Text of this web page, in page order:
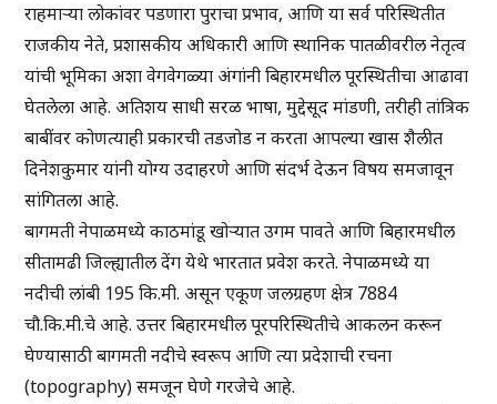
राहमाऱ्या लोकांवर पडणारा पुराचा प्रभाव, आणि या सर्व परिस्थितीत
राजकीय नेते, प्रशासकीय अधिकारी आणि स्थानिक पातळीवरील नेतृत्व
यांची भूमिका अशा वेगवेगळ्या अंगांनी बिहारमधील पूरस्थितीचा आढावा
घेतलेला आहे. अतिशय साधी सरळ भाषा, मुद्देसूद मांडणी, तरीही तांत्रिक
बाबींवर कोणत्याही प्रकारची तडजोड न करता आपल्या खास शैलीत
दिनेशकुमार यांनी योग्य उदाहरणे आणि संदर्भ देऊन विषय समजावून
सांगितला आहे.
बागमती नेपाळमध्ये काठमांडू खोऱ्यात उगम पावते आणि बिहारमधील
सीतामढी जिल्ह्यातील देंग येथे भारतात प्रवेश करते. नेपाळमध्ये या
नदीची लांबी 195 कि.मी. असून एकूण जलग्रहण क्षेत्र 7884
चौ.कि.मी.चे आहे. उत्तर बिहारमधील पूरपरिस्थितीचे आकलन करून
घेण्यासाठी बागमती नदीचे स्वरूप आणि त्या प्रदेशाची रचना
(topography) समजून घेणे गरजेचे आहे.